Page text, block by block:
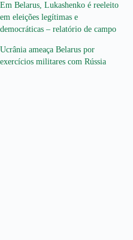
Em Belarus, Lukashenko é reeleito
em eleições legítimas e
democráticas – relatório de campo
Ucrânia ameaça Belarus por
exercícios militares com Rússia